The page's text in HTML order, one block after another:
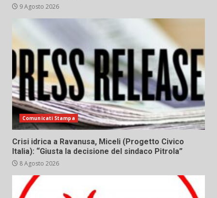
9 Agosto 2026
Comunicati Stampa
Crisi idrica a Ravanusa, Miceli (Progetto Civico
Italia): “Giusta la decisione del sindaco Pitrola”
8 Agosto 2026